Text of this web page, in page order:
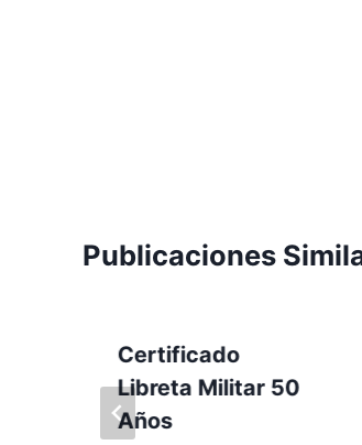
Publicaciones
Certificado
Libreta Militar 50
Años